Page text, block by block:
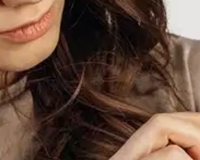
pähkinä